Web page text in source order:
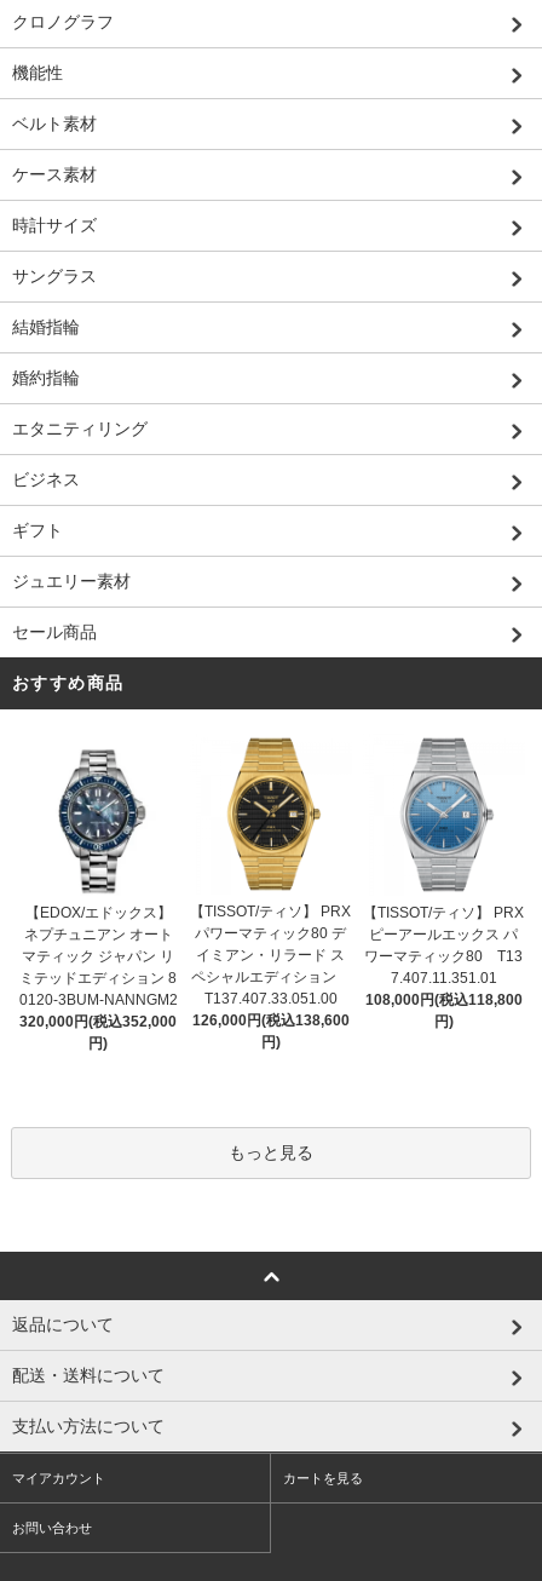
クロノグラフ
機能性
ベルト素材
ケース素材
時計サイズ
サングラス
結婚指輪
婚約指輪
エタニティリング
ビジネス
ギフト
ジュエリー素材
セール商品
おすすめ商品
【EDOX/エドックス】
ネプチュニアン オート
マティック ジャパン リ
ミテッドエディション 8
0120-3BUM-NANNGM2
320,000円(税込352,000
円)
【TISSOT/ティソ】 PRX
パワーマティック80 デ
イミアン・リラード ス
ペシャルエディション
T137.407.33.051.00
126,000円(税込138,600
円)
【TISSOT/ティソ】 PRX
ピーアールエックス パ
ワーマティック80 T13
7.407.11.351.01
108,000円(税込118,800
円)
もっと見る
返品について
配送・送料について
支払い方法について
マイアカウント カートを見る
お問い合わせ